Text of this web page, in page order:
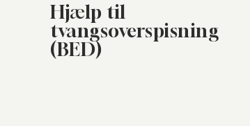
Hjælp til
tvangsoverspisning
(BED)